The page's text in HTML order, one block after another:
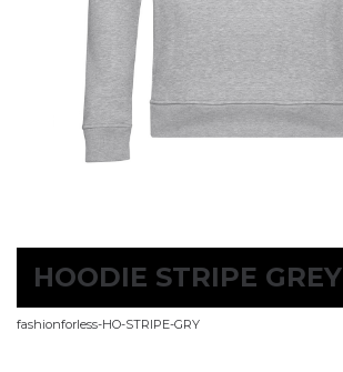
HOODIE STRIPE GREY
fashionforless-HO-STRIPE-GRY